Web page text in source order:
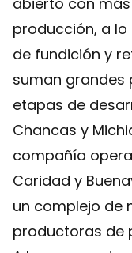
producción, a
de fundición y
suman grandes
etapas de
Chancas y
compañía
Caridad y
un complejo de
productoras de